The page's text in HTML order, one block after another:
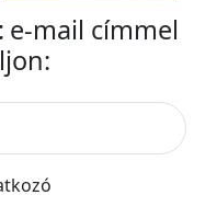
e-mail címmel